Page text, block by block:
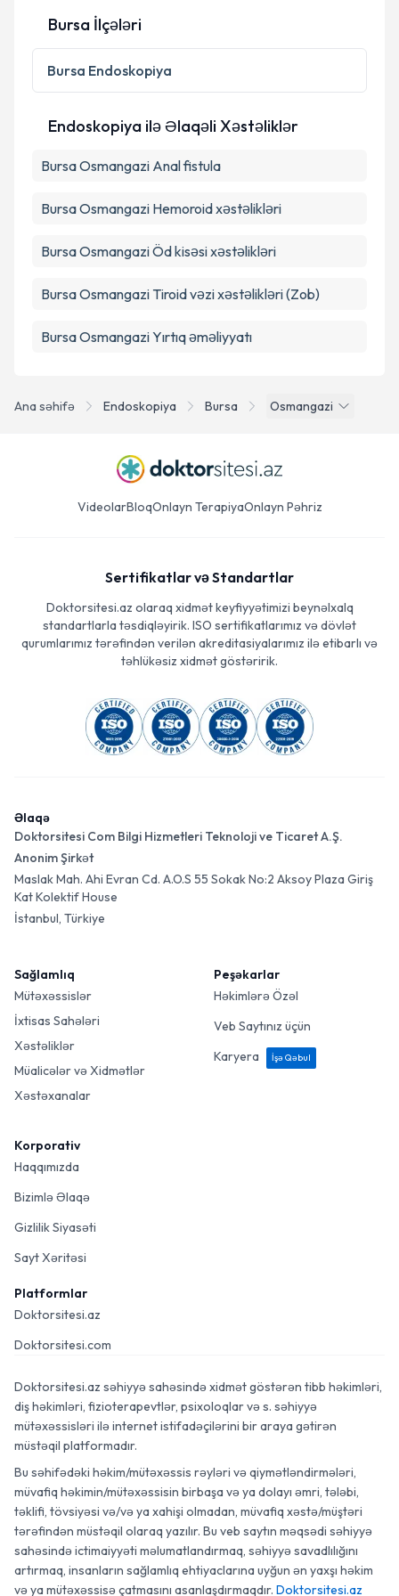
Şəxsi məlumatlarımın emal edilməsinə dair
Aydınlatma Mətni
edilməsinə razılıq verirəm.
Təqvim Tələbini Göndər
Ana səhifə Endoskopiya Bursa Osmangazi
Bursa İlçələri
Bursa Endoskopiya
Endoskopiya ilə Əlaqəli Xəstəliklər
Bursa Osmangazi Anal fistula
Bursa Osmangazi Hemoroid xəstəlikləri
Bursa Osmangazi Öd kisəsi xəstəlikləri
Bursa Osmangazi Tiroid vəzi xəstəlikləri (Zob)
Bursa Osmangazi Yırtıq əməliyyatı
VideolarBloqOnlayn TerapiyaOnlayn Pəhriz
Sertifikatlar və Standartlar
Doktorsitesi.az olaraq xidmət keyfiyyətimizi beynəlxalq
standartlarla təsdiqləyirik. ISO sertifikatlarımız və dövlət
qurumlarımız tərəfindən verilən akreditasiyalarımız ilə etibarlı və
təhlükəsiz xidmət göstəririk.
Əlaqə
Doktorsitesi Com Bilgi Hizmetleri Teknoloji ve Ticaret A.Ş.
Anonim Şirkət
Maslak Mah. Ahi Evran Cd. A.O.S 55 Sokak No:2 Aksoy Plaza Giriş
Kat Kolektif House
İstanbul, Türkiye
Sağlamlıq
Mütəxəssislər
İxtisas Sahələri
Xəstəliklər
Müalicələr və Xidmətlər
Xəstəxanalar
Peşəkarlar
Həkimlərə Özəl
Veb Saytınız üçün
Karyera
İşə Qəbul
Korporativ
Haqqımızda
Bizimlə Əlaqə
Gizlilik Siyasəti
Sayt Xəritəsi
Platformlar
Doktorsitesi.az
Doktorsitesi.com
Doktorsitesi.az səhiyyə sahəsində xidmət göstərən tibb həkimləri,
diş həkimləri, fizioterapevtlər, psixoloqlar və s. səhiyyə
mütəxəssisləri ilə internet istifadəçilərini bir araya gətirən
müstəqil platformadır.
Bu səhifədəki həkim/mütəxəssis rəyləri və qiymətləndirmələri,
müvafiq həkimin/mütəxəssisin birbaşa və ya dolayı əmri, tələbi,
təklifi, tövsiyəsi və/və ya xahişi olmadan, müvafiq xəstə/müştəri
tərəfindən müstəqil olaraq yazılır. Bu veb saytın məqsədi səhiyyə
sahəsində ictimaiyyəti məlumatlandırmaq, səhiyyə savadlılığını
artırmaq, insanların sağlamlıq ehtiyaclarına uyğun ən yaxşı həkim
və ya mütəxəssisə çatmasını asanlaşdırmaqdır. Doktorsitesi.az